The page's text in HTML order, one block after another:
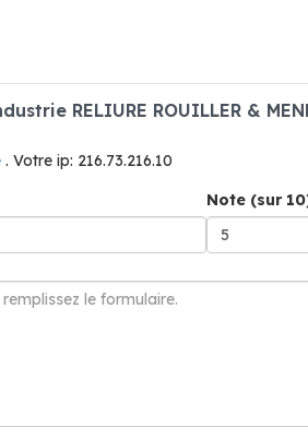
RELIURE ROUILLER &
. Votre ip: 216.73.216.10
Note (sur